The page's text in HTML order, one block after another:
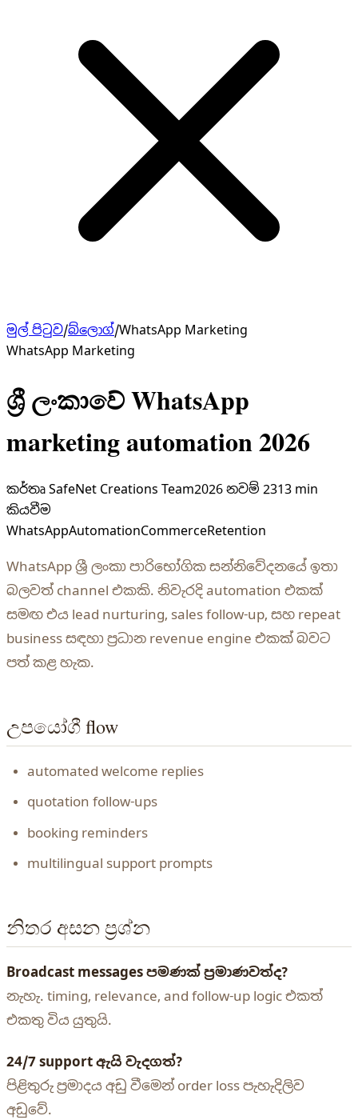
මුල් පිටුව/බ්ලොග්/WhatsApp Marketing
WhatsApp Marketing
ශ්‍රී ලංකාවේ WhatsApp
marketing automation 2026
කර්තෘ SafeNet Creations Team2026 නවම් 2313 min
කියවීම
WhatsAppAutomationCommerceRetention
WhatsApp ශ්‍රී ලංකා පාරිභෝගික සන්නිවේදනයේ ඉතා
බලවත් channel එකකි. නිවැරදි automation එකක්
සමඟ එය lead nurturing, sales follow-up, සහ repeat
business සඳහා ප්‍රධාන revenue engine එකක් බවට
පත් කළ හැක.
උපයෝගී flow
automated welcome replies
quotation follow-ups
booking reminders
multilingual support prompts
නිතර අසන ප්‍රශ්න
Broadcast messages පමණක් ප්‍රමාණවත්ද?
නැහැ. timing, relevance, and follow-up logic එකත්
එකතු විය යුතුයි.
24/7 support ඇයි වැදගත්?
පිළිතුරු ප්‍රමාදය අඩු වීමෙන් order loss පැහැදිලිව
අඩුවේ.